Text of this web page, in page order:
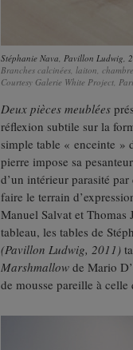
Stéphanie Nava, Pavillon Ludwig,
Branches calcinées, laiton,
Courtesy Galerie White Project,
Deux pièces meublées
réflexion subtile sur la
simple table « enceinte »
pierre impose sa
d’un intérieur parasité
faire le terrain
Manuel Salvat et Thomas
tableau, les tables de
(Pavillon Ludwig, 2011)
Marshmallowde Mario
de mousse pareille à celle